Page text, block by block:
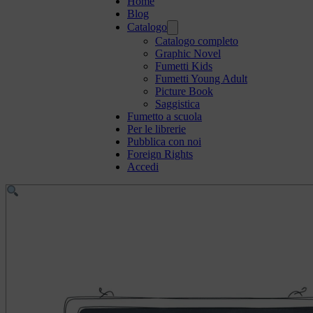
Blog
Catalogo
Catalogo completo
Graphic Novel
Fumetti Kids
Fumetti Young Adult
Picture Book
Saggistica
Fumetto a scuola
Per le librerie
Pubblica con noi
Foreign Rights
Accedi